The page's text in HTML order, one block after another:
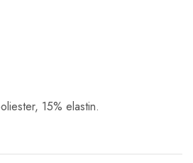
15% elastin.